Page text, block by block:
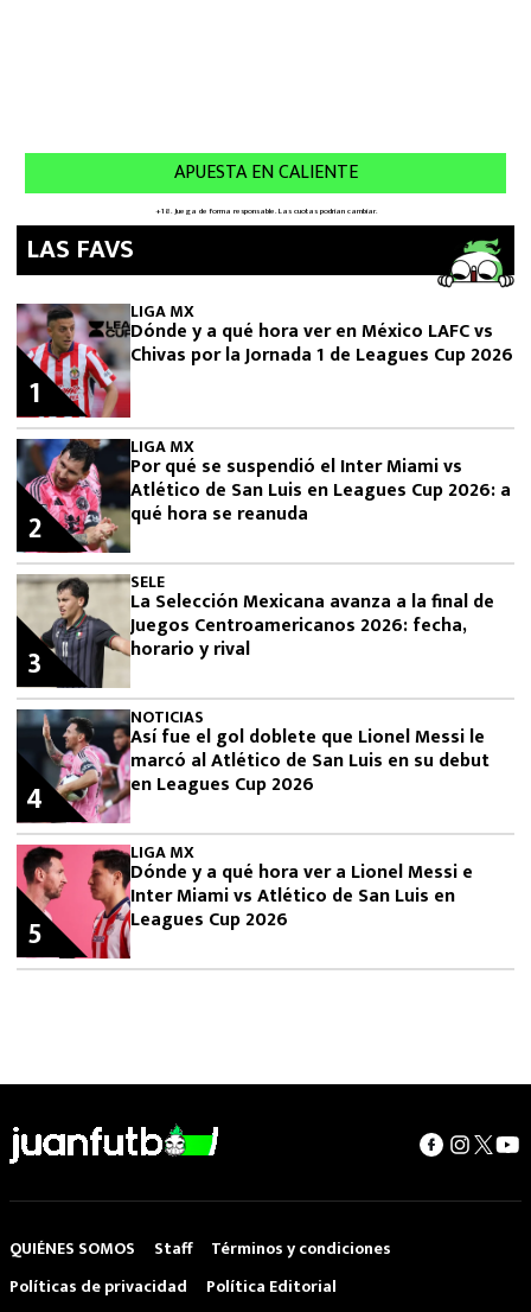
LAS FAVS
LIGA MX
Dónde y a qué hora ver en México LAFC vs
Chivas por la Jornada 1 de Leagues Cup 2026
1
LIGA MX
Por qué se suspendió el Inter Miami vs
Atlético de San Luis en Leagues Cup 2026: a
qué hora se reanuda
2
SELE
La Selección Mexicana avanza a la final de
Juegos Centroamericanos 2026: fecha,
horario y rival
3
NOTICIAS
Así fue el gol doblete que Lionel Messi le
marcó al Atlético de San Luis en su debut
en Leagues Cup 2026
4
LIGA MX
Dónde y a qué hora ver a Lionel Messi e
Inter Miami vs Atlético de San Luis en
Leagues Cup 2026
5
QUIÉNES SOMOS Staff
Términos y condiciones
Políticas de privacidad
Política Editorial